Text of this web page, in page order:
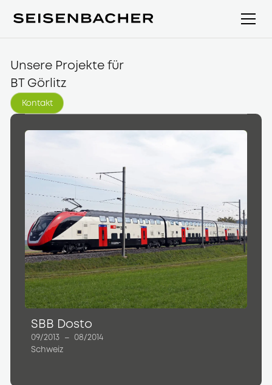
Unsere Projekte für
BT Görlitz
Kontakt
Kontakt
SBB Dosto
09/2013 –
08/2014
Schweiz